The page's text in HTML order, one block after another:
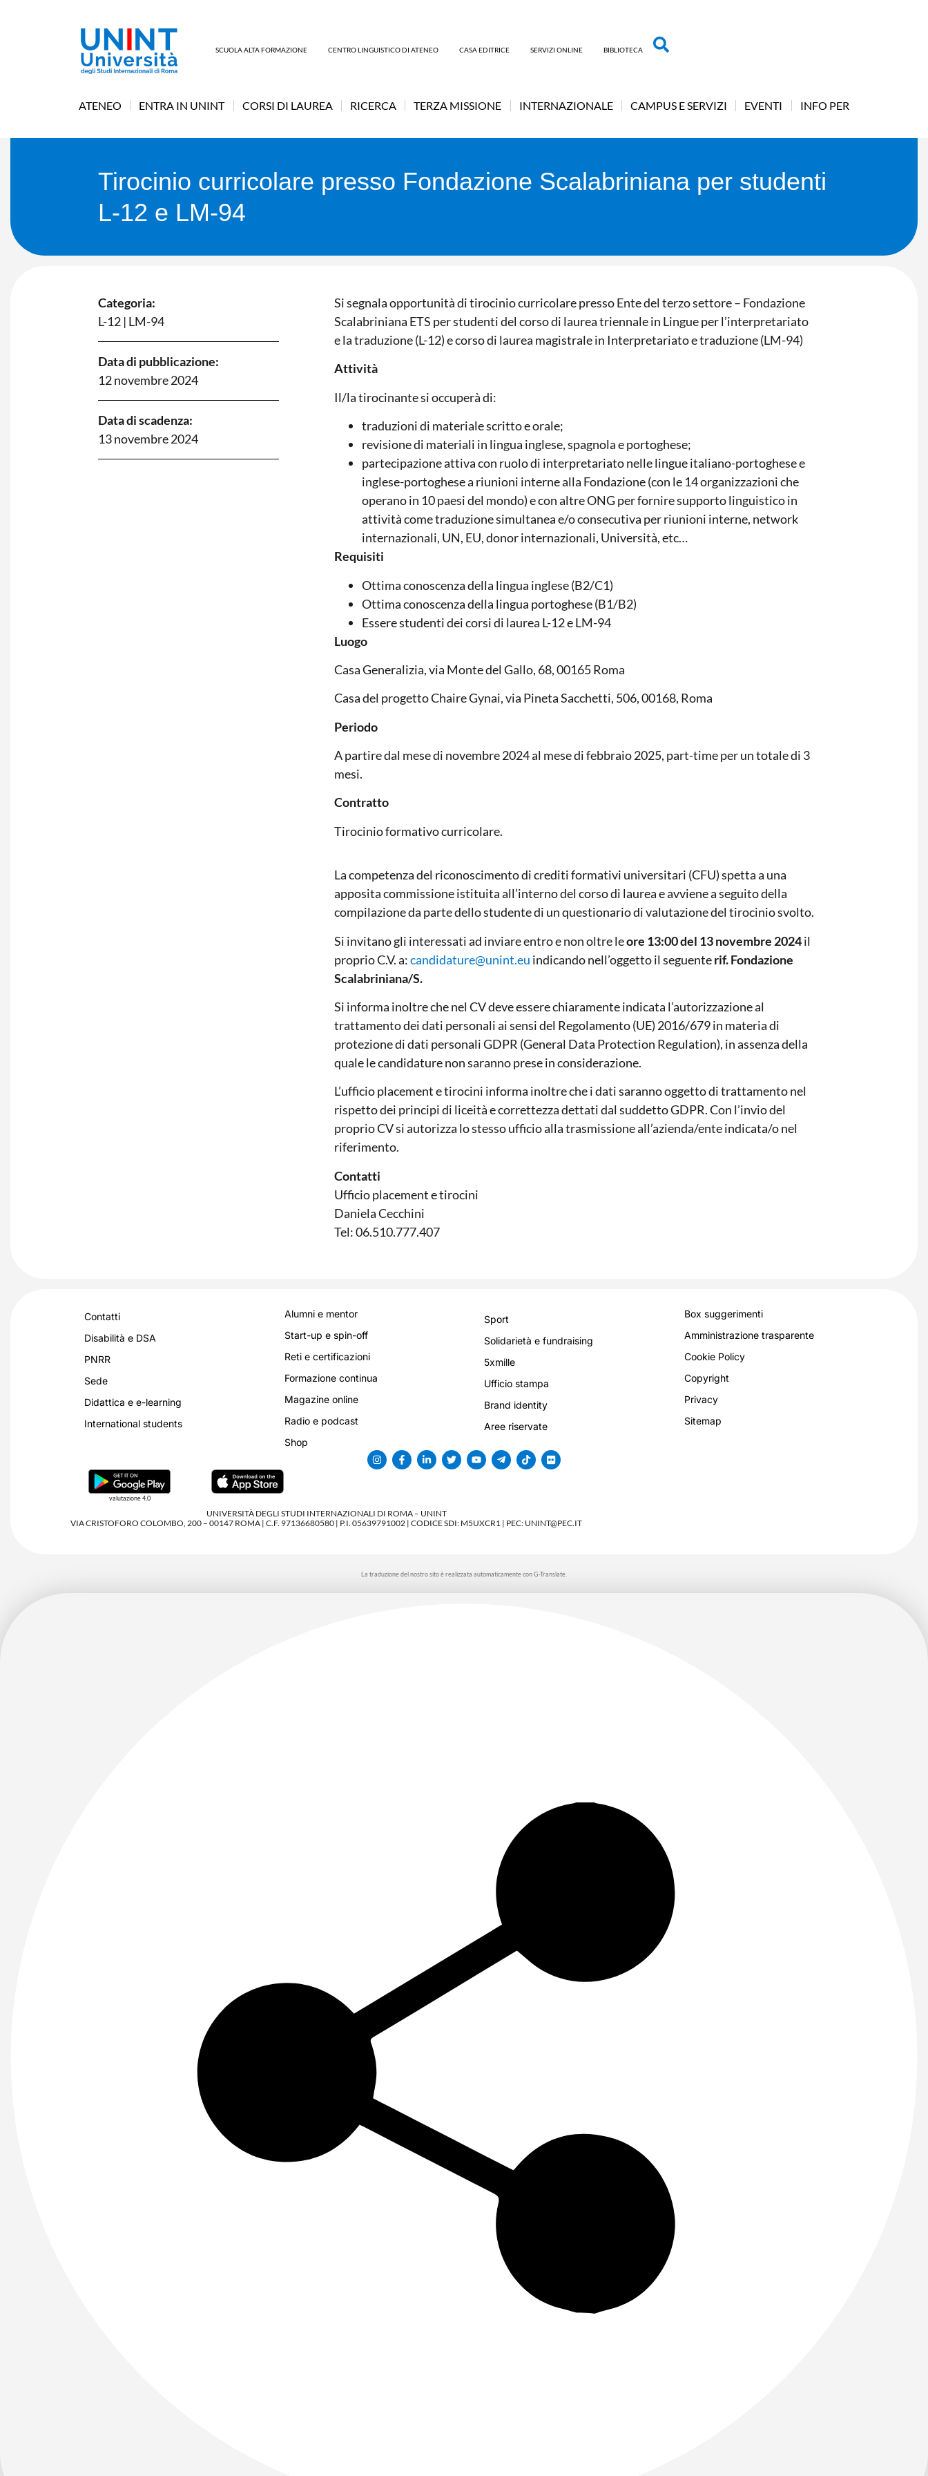
SCUOLA ALTA FORMAZIONE CENTRO LINGUISTICO DI ATENEO CASA EDITRICE SERVIZI ONLINE BIBLIOTECA
ATENEO ENTRA IN UNINT CORSI DI LAUREA RICERCA TERZA MISSIONE INTERNAZIONALE CAMPUS E SERVIZI EVENTI INFO PER
Tirocinio curricolare presso Fondazione Scalabriniana per studenti
L-12 e LM-94
Categoria:
L-12 | LM-94
Data di pubblicazione:
12 novembre 2024
Data di scadenza:
13 novembre 2024
Si segnala opportunità di tirocinio curricolare presso Ente del terzo settore – Fondazione
Scalabriniana ETS per studenti del corso di laurea triennale in Lingue per l’interpretariato
e la traduzione (L-12) e corso di laurea magistrale in Interpretariato e traduzione (LM-94)
Attività
Il/la tirocinante si occuperà di:
traduzioni di materiale scritto e orale;
revisione di materiali in lingua inglese, spagnola e portoghese;
partecipazione attiva con ruolo di interpretariato nelle lingue italiano-portoghese e
inglese-portoghese a riunioni interne alla Fondazione (con le 14 organizzazioni che
operano in 10 paesi del mondo) e con altre ONG per fornire supporto linguistico in
attività come traduzione simultanea e/o consecutiva per riunioni interne, network
internazionali, UN, EU, donor internazionali, Università, etc…
Requisiti
Ottima conoscenza della lingua inglese (B2/C1)
Ottima conoscenza della lingua portoghese (B1/B2)
Essere studenti dei corsi di laurea L-12 e LM-94
Luogo
Casa Generalizia, via Monte del Gallo, 68, 00165 Roma
Casa del progetto Chaire Gynai, via Pineta Sacchetti, 506, 00168, Roma
Periodo
A partire dal mese di novembre 2024 al mese di febbraio 2025, part-time per un totale di 3
mesi.
Contratto
Tirocinio formativo curricolare.
La competenza del riconoscimento di crediti formativi universitari (CFU) spetta a una
apposita commissione istituita all’interno del corso di laurea e avviene a seguito della
compilazione da parte dello studente di un questionario di valutazione del tirocinio svolto.
Si invitano gli interessati ad inviare entro e non oltre leore 13:00del 13 novembre 2024il
proprio C.V. a:candidature@unint.eu indicando nell’oggetto il seguenterif. Fondazione
Scalabriniana/S.
Si informa inoltre che nel CV deve essere chiaramente indicata l’autorizzazione al
trattamento dei dati personali ai sensi del Regolamento (UE) 2016/679 in materia di
protezione di dati personali GDPR (General Data Protection Regulation), in assenza della
quale le candidature non saranno prese in considerazione.
L’ufficio placement e tirocini informa inoltre che i dati saranno oggetto di trattamento nel
rispetto dei principi di liceità e correttezza dettati dal suddetto GDPR. Con l’invio del
proprio CV si autorizza lo stesso ufficio alla trasmissione all’azienda/ente indicata/o nel
riferimento.
Contatti
Ufficio placement e tirocini
Daniela Cecchini
Tel: 06.510.777.407
Contatti
Disabilità e DSA
PNRR
Sede
Didattica e e-learning
International students
Alumni e mentor
Start-up e spin-off
Reti e certificazioni
Formazione continua
Magazine online
Radio e podcast
Shop
Sport
Solidarietà e fundraising
5xmille
Ufficio stampa
Brand identity
Aree riservate
Box suggerimenti
Amministrazione trasparente
Cookie Policy
Copyright
Privacy
Sitemap
valutazione 4,0
UNIVERSITÀ DEGLI STUDI INTERNAZIONALI DI ROMA – UNINT
VIA CRISTOFORO COLOMBO, 200 – 00147 ROMA | C.F. 97136680580 | P.I. 05639791002 | CODICE SDI: M5UXCR1 | PEC: UNINT@PEC.IT
La traduzione del nostro sito è realizzata automaticamente con G-Translate.